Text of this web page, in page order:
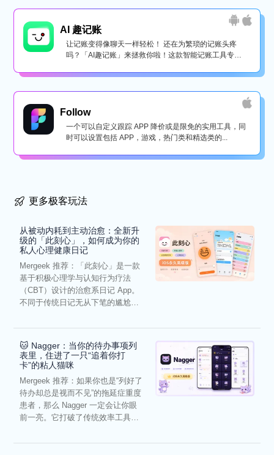
AI 趣记账
让记账变得像聊天一样轻松！ 还在为繁琐的记账头疼
吗？「AI趣记账」来拯救你啦！这款智能记账工具专为
Follow
一个可以自定义跟踪 APP 降价或是限免的实用工具，同
时可以设置包括 APP，游戏，热门类和精选类的...
更多极客玩法
从被动内耗到主动治愈：全新升
级的「此刻心」，如何成为你的
私人心理健康日记
Mergeek 推荐：「此刻心」是一款
基于积极心理学与认知行为疗法
（CBT）设计的治愈系日记 App。
不同于传统日记无从下笔的尴尬，
🐱 Nagger：当你的待办事项列
表里，住进了一只“追着你打
卡”的粘人猫咪
Mergeek 推荐：如果你也是“列好了
待办却总是视而不见”的拖延症重度
患者，那么 Nagger 一定会让你眼
前一亮。它打破了传统效率工具冰